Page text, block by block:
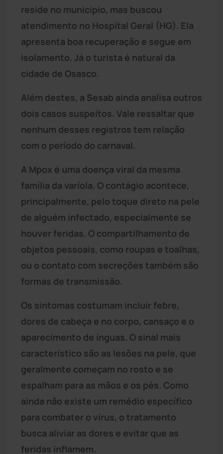
reside no município, mas buscou
atendimento no Hospital Geral (HG). Ela
apresenta boa recuperação e segue em
isolamento. Já o turista é natural da
cidade de Osasco.
Além destes, a Sesab ainda analisa outros
dois casos suspeitos. Vale ressaltar que
nenhum desses registros tem relação
com o período do carnaval.
A Mpox é uma doença viral da mesma
família da varíola. O contágio acontece,
principalmente, pelo toque direto na pele
de alguém infectado, especialmente se
houver feridas. O compartilhamento de
objetos pessoais, como roupas e toalhas,
ou o contato com secreções também são
formas de transmissão.
Os sintomas costumam incluir febre,
dores de cabeça e no corpo, cansaço e o
aparecimento de ínguas. O sinal mais
característico são as lesões na pele, que
geralmente começam no rosto e se
espalham para as mãos e os pés. Como
ainda não existe um remédio específico
para combater o vírus, o tratamento
busca aliviar as dores e evitar que as
feridas inflamem.